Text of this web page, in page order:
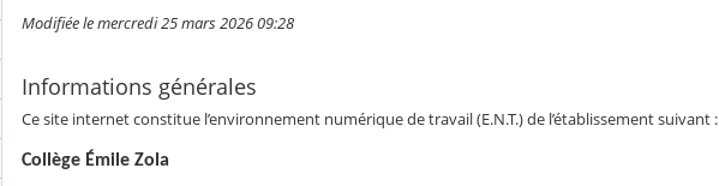
Modifiée le mercredi 25 mars 2026 09:28
Informations générales
Ce site internet constitue l’environnement numérique de travail (E.N.T.) de l’établissement suivant :
Collège Émile Zola